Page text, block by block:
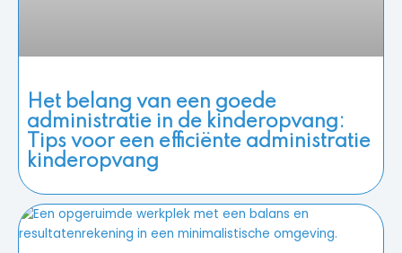
Het belang van een goede
administratie in de kinderopvang:
Tips voor een efficiënte administratie
kinderopvang